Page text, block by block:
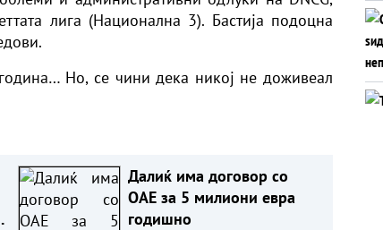
лига (Национална 3). Бастија подоцна
Но, се чини дека никој не доживеал
Далиќ има договор со
ОАЕ за 5 милиони евра
годишно